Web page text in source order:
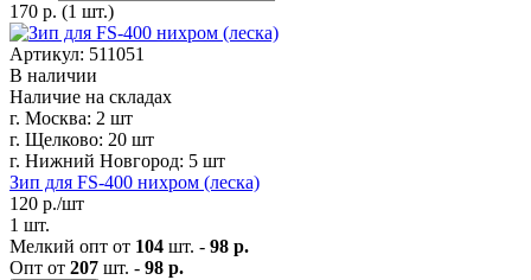
170 р. (1 шт.)
Артикул: 511051
В наличии
Наличие на складах
г. Москва: 2 шт
г. Щелково: 20 шт
г. Нижний Новгород: 5 шт
Зип для FS-400 нихром (леска)
120 р./шт
1 шт.
Мелкий опт от 104 шт. - 98 р.
Опт от 207 шт. - 98 р.